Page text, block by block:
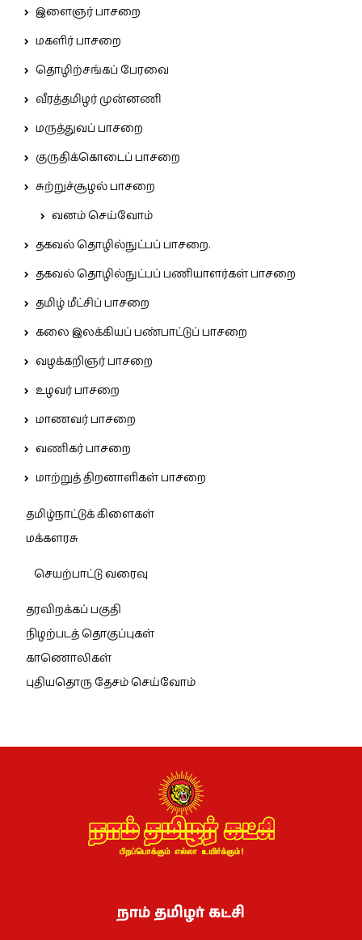
இளைஞர் பாசறை
மகளிர் பாசறை
தொழிற்சங்கப் பேரவை
வீரத்தமிழர் முன்னணி
மருத்துவப் பாசறை
குருதிக்கொடைப் பாசறை
சுற்றுச்சூழல் பாசறை
வனம் செய்வோம்
தகவல் தொழில்நுட்பப் பாசறை.
தகவல் தொழில்நுட்பப் பணியாளர்கள் பாசறை
தமிழ் மீட்சிப் பாசறை
கலை இலக்கியப் பண்பாட்டுப் பாசறை
வழக்கறிஞர் பாசறை
உழவர் பாசறை
மாணவர் பாசறை
வணிகர் பாசறை
மாற்றுத் திறனாளிகள் பாசறை
தமிழ்நாட்டுக் கிளைகள்
மக்களரசு
செயற்பாட்டு வரைவு
தரவிறக்கப் பகுதி
நிழற்படத் தொகுப்புகள்
காணொலிகள்
புதியதொரு தேசம் செய்வோம்
நாம் தமிழர் கட்சி